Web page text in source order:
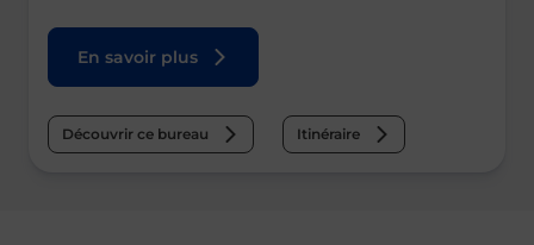
En savoir plus
Découvrir ce bureau Itinéraire